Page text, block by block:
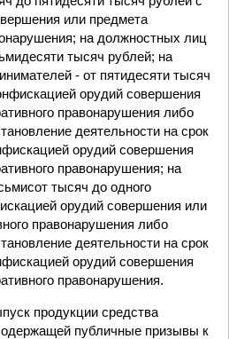
или предмета
на должностных лиц
тысяч рублей; на
- от пятидесяти тысяч
орудий совершения
правонарушения либо
деятельности на срок
орудий совершения
правонарушения; на
тысяч до одного
орудий совершения или
правонарушения либо
деятельности на срок
орудий совершения
правонарушения.
продукции средства
публичные призывы к